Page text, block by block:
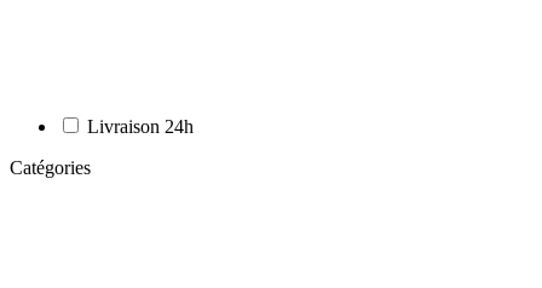
Livraison 24h
Catégories